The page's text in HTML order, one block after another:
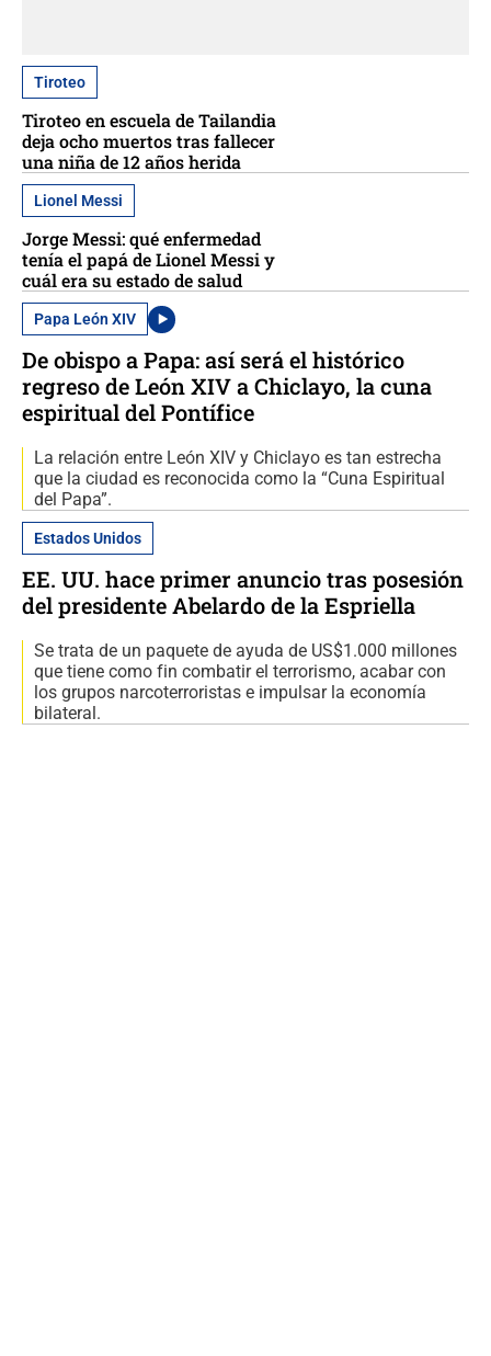
Tiroteo
Tiroteo en escuela de Tailandia
deja ocho muertos tras fallecer
una niña de 12 años herida
Lionel Messi
Jorge Messi: qué enfermedad
tenía el papá de Lionel Messi y
cuál era su estado de salud
Papa León XIV
De obispo a Papa: así será el histórico
regreso de León XIV a Chiclayo, la cuna
espiritual del Pontífice
La relación entre León XIV y Chiclayo es tan estrecha
que la ciudad es reconocida como la “Cuna Espiritual
del Papa”.
Estados Unidos
EE. UU. hace primer anuncio tras posesión
del presidente Abelardo de la Espriella
Se trata de un paquete de ayuda de US$1.000 millones
que tiene como fin combatir el terrorismo, acabar con
los grupos narcoterroristas e impulsar la economía
bilateral.